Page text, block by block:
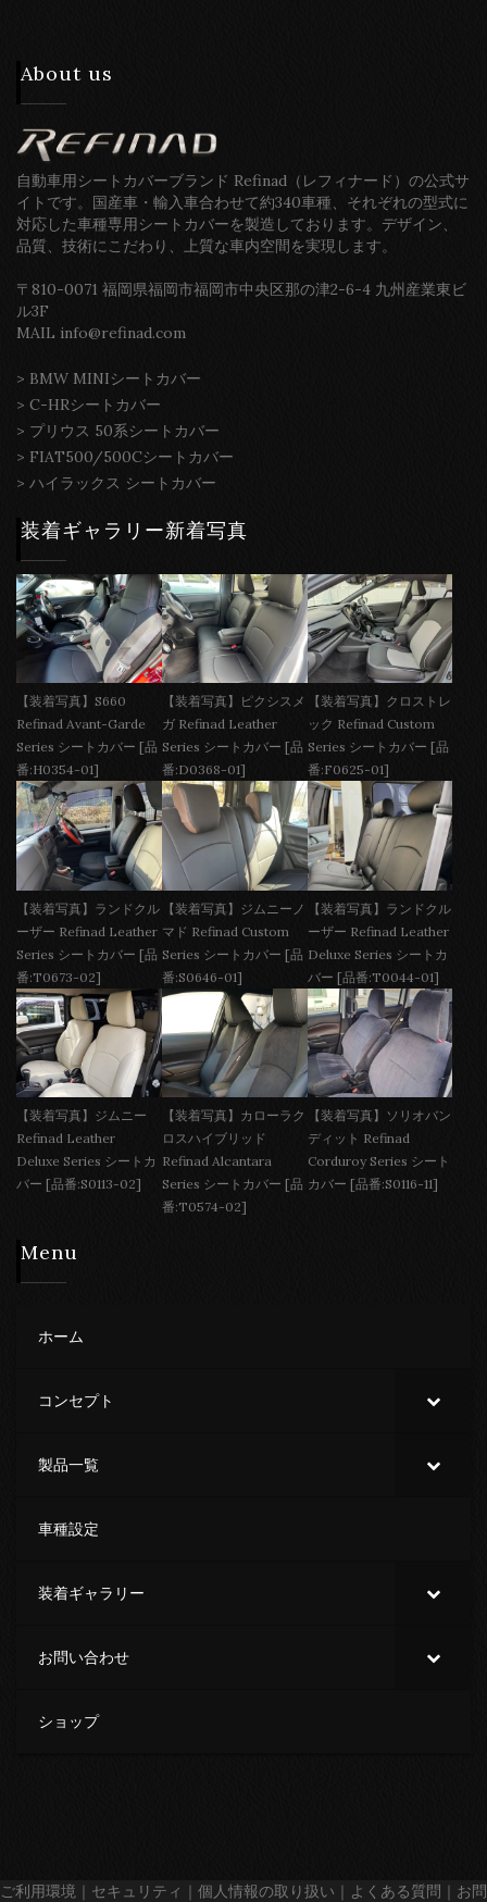
About us
自動車用シートカバーブランド Refinad（レフィナード）の公式サ
イトです。国産車・輸入車合わせて約340車種、それぞれの型式に
対応した車種専用シートカバーを製造しております。デザイン、
品質、技術にこだわり、上質な車内空間を実現します。
〒810-0071 福岡県福岡市福岡市中央区那の津2-6-4 九州産業東ビ
ル3F
MAIL info@refinad.com
> BMW MINIシートカバー
> C-HRシートカバー
> プリウス 50系シートカバー
> FIAT500/500Cシートカバー
> ハイラックス シートカバー
装着ギャラリー新着写真
【装着写真】S660
Refinad Avant-Garde
Series シートカバー [品
番:H0354-01]
【装着写真】ピクシスメ
ガ Refinad Leather
Series シートカバー [品
番:D0368-01]
【装着写真】クロストレ
ック Refinad Custom
Series シートカバー [品
番:F0625-01]
【装着写真】ランドクル
ーザー Refinad Leather
Series シートカバー [品
番:T0673-02]
【装着写真】ジムニーノ
マド Refinad Custom
Series シートカバー [品
番:S0646-01]
【装着写真】ランドクル
ーザー Refinad Leather
Deluxe Series シートカ
バー [品番:T0044-01]
【装着写真】ジムニー
Refinad Leather
Deluxe Series シートカ
バー [品番:S0113-02]
【装着写真】カローラク
ロスハイブリッド
Refinad Alcantara
Series シートカバー [品
番:T0574-02]
【装着写真】ソリオバン
ディット Refinad
Corduroy Series シート
カバー [品番:S0116-11]
Menu
ホーム
コンセプト
製品一覧
車種設定
装着ギャラリー
お問い合わせ
ショップ
ご利用環境 ｜ セキュリティ ｜ 個人情報の取り扱い ｜ よくある質問 ｜ お問